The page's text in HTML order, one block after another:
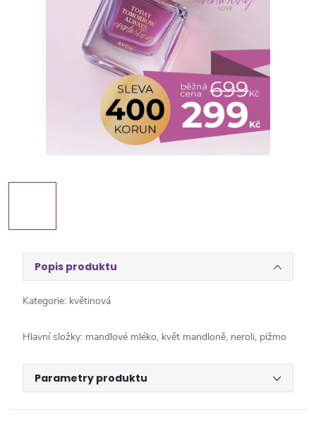
Popis produktu
Kategorie: květinová
Hlavní složky: mandlové mléko, květ mandloně, neroli, pižmo
Parametry produktu